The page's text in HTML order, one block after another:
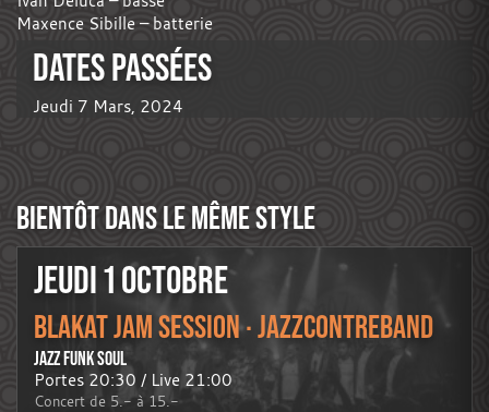
Maxence Sibille – batterie
DATES PASSÉES
Jeudi 7 Mars, 2024
BIENTÔT DANS LE MÊME STYLE
JEUDI 1 OCTOBRE
BLAKAT JAM SESSION · JAZZCONTREBAND
JAZZ FUNK SOUL
Portes 20:30 / Live 21:00
Concert de 5.- à 15.-